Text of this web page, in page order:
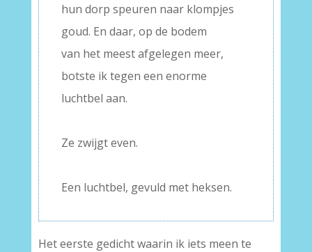
hun dorp speuren naar klompjes
goud. En daar, op de bodem
van het meest afgelegen meer,
botste ik tegen een enorme
luchtbel aan.
Ze zwijgt even.
Een luchtbel, gevuld met heksen.
Het eerste gedicht waarin ik iets meen te